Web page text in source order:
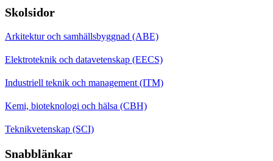
Skolsidor
Arkitektur och samhällsbyggnad (ABE)
Elektroteknik och datavetenskap (EECS)
Industriell teknik och management (ITM)
Kemi, bioteknologi och hälsa (CBH)
Teknikvetenskap (SCI)
Snabblänkar